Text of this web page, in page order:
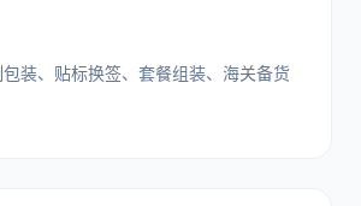
装、贴标换签、套餐组装、海关备货